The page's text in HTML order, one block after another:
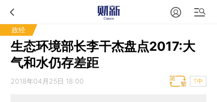
政经
生态环境部长李干杰盘点2017:大
气和水仍存差距
2018年04月25日 18:00 T中